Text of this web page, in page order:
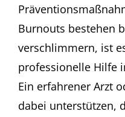
Burnouts bestehen
verschlimmern, ist
professionelle Hilfe
Ein erfahrener Arzt
dabei unterstützen,